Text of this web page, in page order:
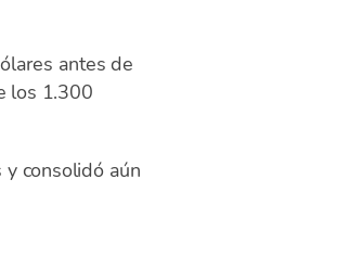
antes de
los 1.300
consolidó aún